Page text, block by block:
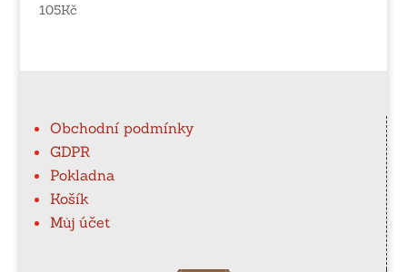
105Kč
Obchodní podmínky
GDPR
Pokladna
Košík
Můj účet